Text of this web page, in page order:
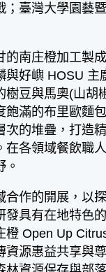
臺灣大學園藝
庄橙加工製
好嶼 HOSU
豆與馬奧(山
滿的布里歐麵
的堆疊，打造
各領域餐飲職
的開展，以
具有在地特色
Open Up
源惠益共享與